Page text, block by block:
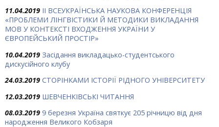
11.04.2019 ІІ ВСЕУКРАЇНСЬКА НАУКОВА КОНФЕРЕНЦІЯ
«ПРОБЛЕМИ ЛІНГВІСТИКИ Й МЕТОДИКИ ВИКЛАДАННЯ
МОВ У КОНТЕКСТІ ВХОДЖЕННЯ УКРАЇНИ У
ЄВРОПЕЙСЬКИЙ ПРОСТІР»
10.04.2019 Засідання викладацько-студентського
дискусійного клубу
24.03.2019 СТОРІНКАМИ ІСТОРІЇ РІДНОГО УНІВЕРСИТЕТУ
12.03.2019 ШЕВЧЕНКІВСЬКІ ЧИТАННЯ
08.03.2019 9 березня Україна святкує 205 річницю від дня
народження Великого Кобзаря